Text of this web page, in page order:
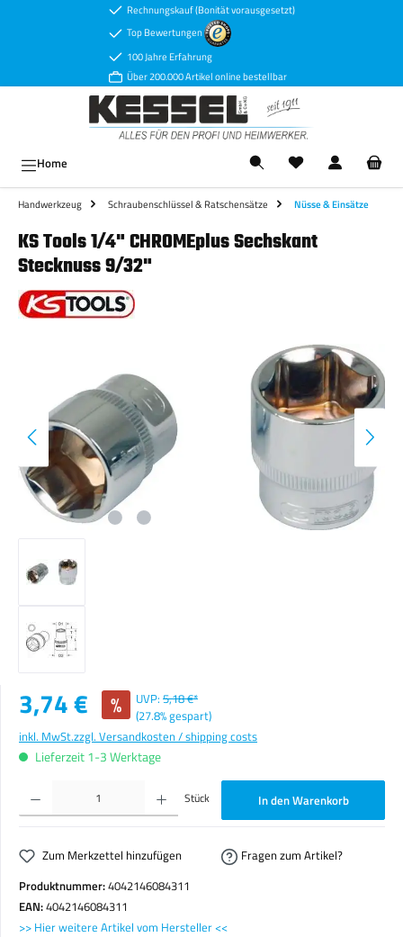
Zum Hauptinhalt springenRechnungskauf (Bonität vorausgesetzt)
Top Bewertungen
100 Jahre Erfahrung
Über 200.000 Artikel online bestellbar
Home
Handwerkzeug Schraubenschlüssel & Ratschensätze Nüsse & Einsätze
KS Tools 1/4" CHROMEplus Sechskant
Stecknuss 9/32"
Verkaufspreis:
3,74 € % UVP: 5,18 €*
(27.8% gespart)
inkl. MwSt.zzgl. Versandkosten / shipping costs
Lieferzeit 1-3 Werktage
Produkt Anzahl: Gib den gewünschten Wert ein oder benutze die Schaltflächen um die Anzahl zu
Stück In den Warenkorb
Zum Merkzettel hinzufügen
Fragen zum Artikel?
Produktnummer:4042146084311
EAN:4042146084311
>> Hier weitere Artikel vom Hersteller <<